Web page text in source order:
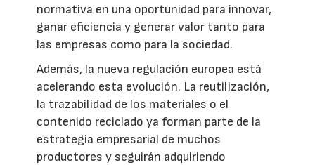
normativa en una oportunidad para innovar,
ganar eficiencia y generar valor tanto para
las empresas como para la sociedad.
Además, la nueva regulación europea está
acelerando esta evolución. La reutilización,
la trazabilidad de los materiales o el
contenido reciclado ya forman parte de la
estrategia empresarial de muchos
productores y seguirán adquiriendo